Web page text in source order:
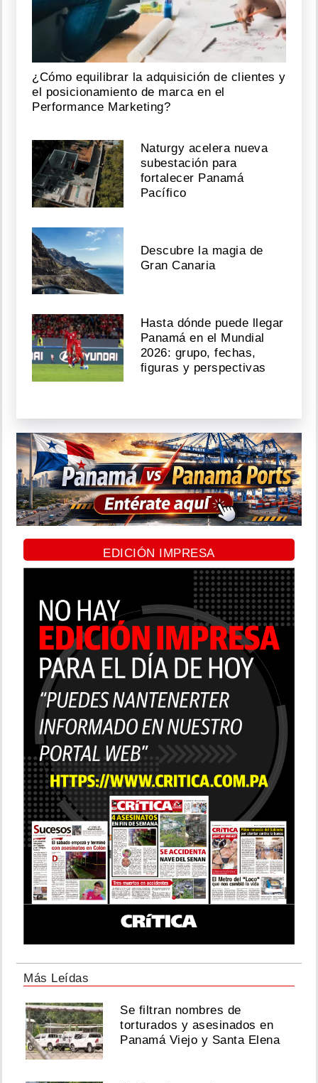
¿Cómo equilibrar la adquisición de clientes y
el posicionamiento de marca en el
Performance Marketing?
Naturgy acelera nueva
subestación para
fortalecer Panamá
Pacífico
Descubre la magia de
Gran Canaria
Hasta dónde puede llegar
Panamá en el Mundial
2026: grupo, fechas,
figuras y perspectivas
EDICIÓN IMPRESA
Más Leídas
Se filtran nombres de
torturados y asesinados en
Panamá Viejo y Santa Elena